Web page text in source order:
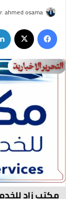
ahmed osama